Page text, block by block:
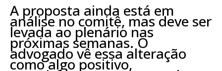
A proposta ainda está em
análise no comitê, mas deve ser
levada ao plenário nas
próximas semanas. O
advogado vê essa alteração
como algo positivo,